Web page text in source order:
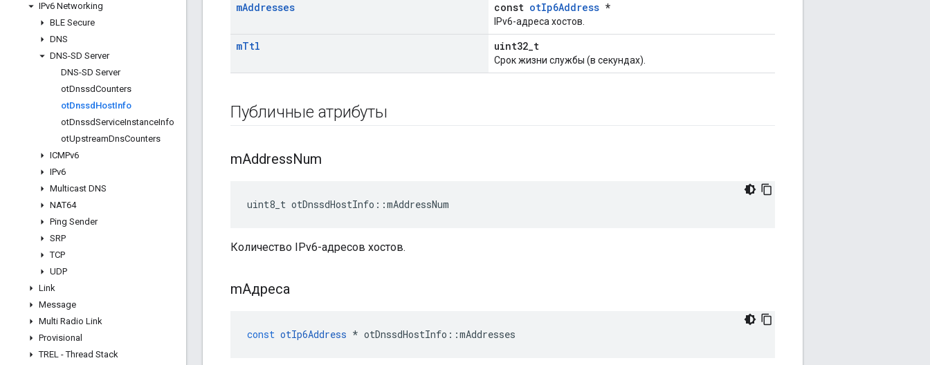
IPv6 Networking
BLE Secure
DNS
DNS-SD Server
DNS-SD Server
otDnssdCounters
otDnssd HostInfo
otDnssdServiceInstanceInfo
otUpstreamDnsCounters
ICMPv6
IPv6
Multicast DNS
NAT64
Ping Sender
SRP
TCP
UDP
Link
Message
Multi Radio Link
Provisional
TREL - Thread Stack
mAddresses const otIp6Address *
IPv6-адреса хостов.
mTtl uint32_t
Срок жизни службы (в секундах).
Публичные атрибуты
mAddressNum
uint8_t otDnssdHostInfo ::mAddressNum
Количество IPv6-адресов хостов.
mАдреса
const otIp6Address * otDnssdHostInfo ::mAddresses